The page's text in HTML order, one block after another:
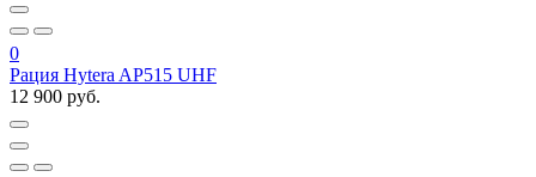
0
Рация Hytera AP515 UHF
12 900 руб.